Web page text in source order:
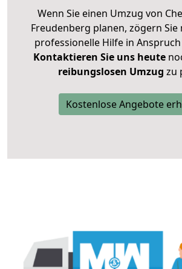
Wenn Sie einen Umzug von
Freudenberg planen, zögern
professionelle Hilfe in
Kontaktieren Sie uns heute
reibungslosen Umzug zu
Kostenlose Angebote